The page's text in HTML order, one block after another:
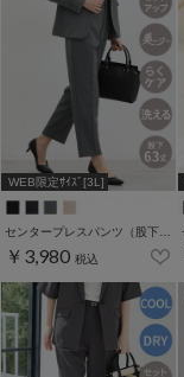
WEB限定ｻｲｽﾞ[3L]
￥3,980 税込